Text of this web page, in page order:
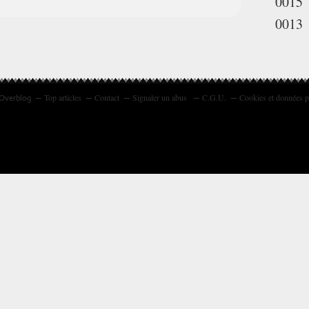
0013
Top articles Contact Signaler un abus C.G.U. Cookies et données